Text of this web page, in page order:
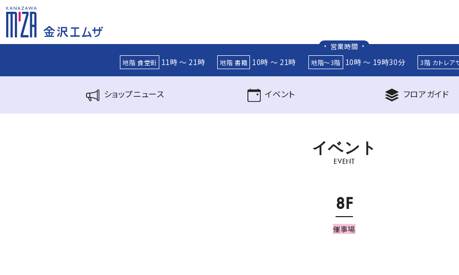
営業時間
地階 食堂街 11時 ～ 21時 地階 書籍 10時 ～ 21時 地階～3階 10時 ～ 19時30分 3階 カトレア
ショップニュース イベント フロアガイド
イベン ト
EVENT
8F
催事場